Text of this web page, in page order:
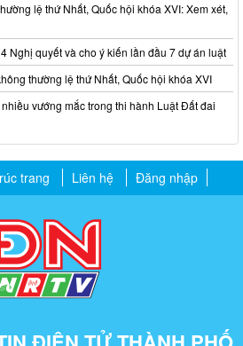
lệ thứ Nhất, Quốc hội khóa XVI: Xem xét,
Nghị quyết và cho ý kiến lần đầu 7 dự án luật
thường lệ thứ Nhất, Quốc hội khóa XVI
vướng mắc trong thi hành Luật Đất đai
trang Liên hệ Đăng nhập